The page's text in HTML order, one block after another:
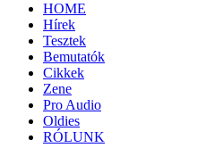
HOME
Hírek
Tesztek
Bemutatók
Cikkek
Zene
Pro Audio
Oldies
RÓLUNK